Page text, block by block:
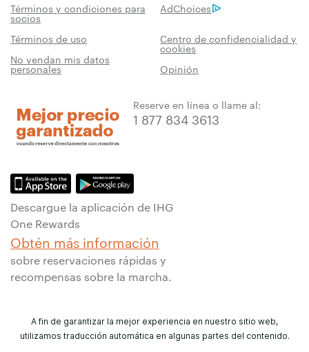
Términos y condiciones para
socios
AdChoices
Términos de uso Centro de confidencialidad y
cookies
No vendan mis datos
personales Opinión
Reserve en línea o llame al:
1 877 834 3613
Descargue la aplicación de IHG
One Rewards
Obtén más información
sobre reservaciones rápidas y
recompensas sobre la marcha.
A fin de garantizar la mejor experiencia en nuestro sitio web,
utilizamos traducción automática en algunas partes del contenido.